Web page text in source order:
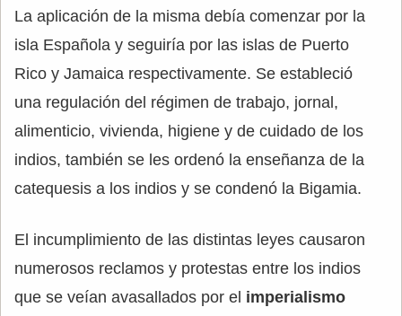
La aplicación de la misma debía comenzar por la
isla Española y seguiría por las islas de Puerto
Rico y Jamaica respectivamente. Se estableció
una regulación del régimen de trabajo, jornal,
alimenticio, vivienda, higiene y de cuidado de los
indios, también se les ordenó la enseñanza de la
catequesis a los indios y se condenó la Bigamia.
El incumplimiento de las distintas leyes causaron
numerosos reclamos y protestas entre los indios
que se veían avasallados por el imperialismo